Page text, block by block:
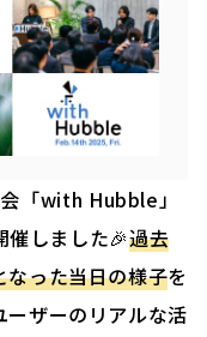
「with Hubble」
しました🎉過去
った当日の様子を
ザーのリアルな活